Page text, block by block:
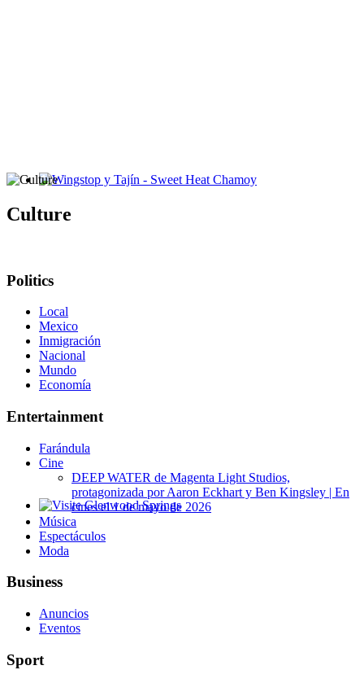
Glenwood Springs - Bello y Encantador
Culture
Politics
Local
Mexico
Inmigración
Nacional
Mundo
Economía
Entertainment
Farándula
Cine
DEEP WATER de Magenta Light Studios,
protagonizada por Aaron Eckhart y Ben Kingsley | En
cines el 1 de mayo de 2026
Música
Espectáculos
Moda
Business
Anuncios
Eventos
Sport